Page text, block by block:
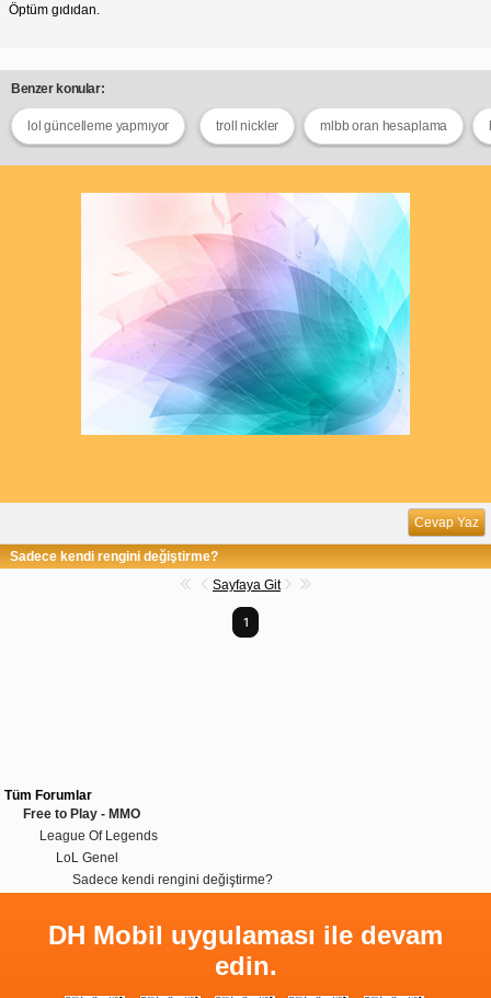
Öptüm gıdıdan.
Benzer konular:
lol güncelleme yapmıyor troll nickler mlbb oran hesaplama
Cevap Yaz
Sadece kendi rengini değiştirme?
Sayfaya Git
1
Tüm Forumlar
Free to Play - MMO
League Of Legends
LoL Genel
Sadece kendi rengini değiştirme?
DH Mobil uygulaması ile devam
edin.